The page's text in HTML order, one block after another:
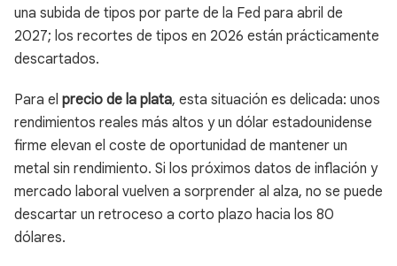
una subida de tipos por parte de la Fed para abril de
2027; los recortes de tipos en 2026 están prácticamente
descartados.
Para el precio de la plata, esta situación es delicada: unos
rendimientos reales más altos y un dólar estadounidense
firme elevan el coste de oportunidad de mantener un
metal sin rendimiento. Si los próximos datos de inflación y
mercado laboral vuelven a sorprender al alza, no se puede
descartar un retroceso a corto plazo hacia los 80
dólares.